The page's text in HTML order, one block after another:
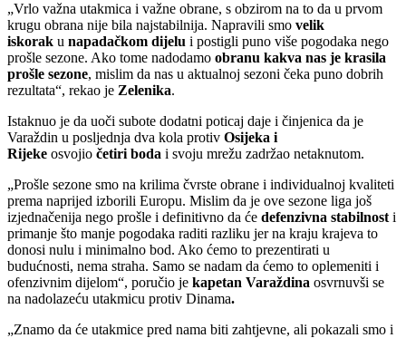
„Vrlo važna utakmica i važne obrane, s obzirom na to da u prvom
krugu obrana nije bila najstabilnija. Napravili smo velik
iskorak u napadačkom dijelu i postigli puno više pogodaka nego
prošle sezone. Ako tome nadodamo obranu kakva nas je krasila
prošle sezone, mislim da nas u aktualnoj sezoni čeka puno dobrih
rezultata“, rekao je Zelenika.
Istaknuo je da uoči subote dodatni poticaj daje i činjenica da je
Varaždin u posljednja dva kola protiv Osijeka i
Rijeke osvojio četiri boda i svoju mrežu zadržao netaknutom.
„Prošle sezone smo na krilima čvrste obrane i individualnoj kvaliteti
prema naprijed izborili Europu. Mislim da je ove sezone liga još
izjednačenija nego prošle i definitivno da će defenzivna stabilnosti
primanje što manje pogodaka raditi razliku jer na kraju krajeva to
donosi nulu i minimalno bod. Ako ćemo to prezentirati u
budućnosti, nema straha. Samo se nadam da ćemo to oplemeniti i
ofenzivnim dijelom“, poručio je kapetan Varaždina osvrnuvši se
na nadolazeću utakmicu protiv Dinama.
„Znamo da će utakmice pred nama biti zahtjevne, ali pokazali smo i